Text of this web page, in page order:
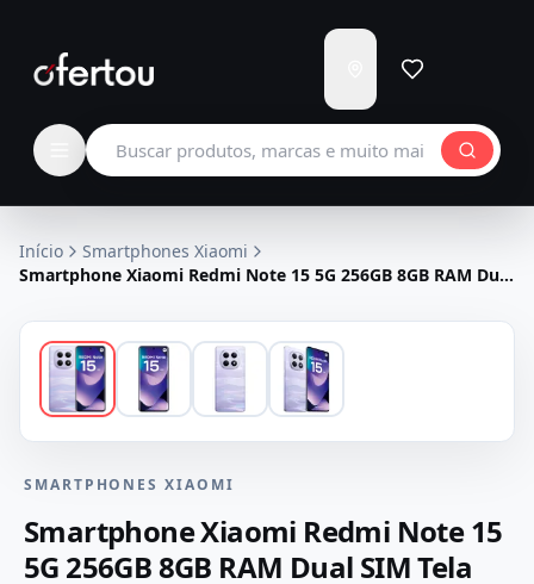
para
Carregando...
Buscar produtos
Início
Smartphones Xiaomi
Smartphone Xiaomi Redmi Note 15 5G 256GB 8GB RAM Dual
SMARTPHONES XIAOMI
Smartphone Xiaomi Redmi Note 15
5G 256GB 8GB RAM Dual SIM Tela